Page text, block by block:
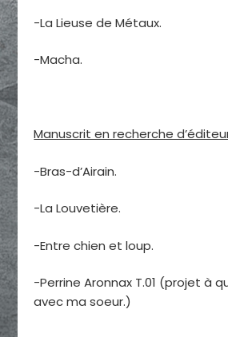
-La Lieuse de Métaux.
-Macha.
Manuscrit en recherche
-Bras-d’Airain.
-La Louvetière.
-Entre chien et loup.
-Perrine Aronnax T.01 (projet à
avec ma soeur.)